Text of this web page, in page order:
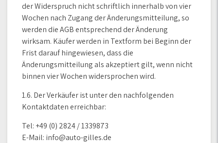
der Widerspruch nicht schriftlich innerhalb von vier
Wochen nach Zugang der Änderungsmitteilung, so
werden die AGB entsprechend der Änderung
wirksam. Käufer werden in Textform bei Beginn der
Frist darauf hingewiesen, dass die
Änderungsmitteilung als akzeptiert gilt, wenn nicht
binnen vier Wochen widersprochen wird.
1.6. Der Verkäufer ist unter den nachfolgenden
Kontaktdaten erreichbar:
Tel: +49 (0) 2824 / 1339873
E-Mail: info@auto-gilles.de